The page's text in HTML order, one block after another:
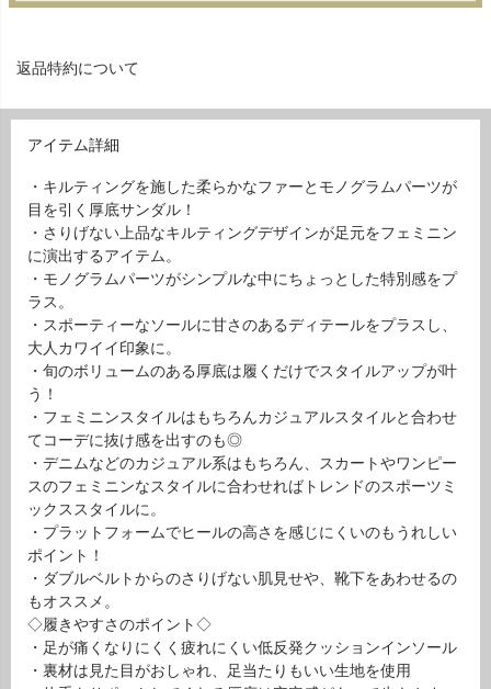
返品特約について
アイテム詳細
・キルティングを施した柔らかなファーとモノグラムパーツが
目を引く厚底サンダル！
・さりげない上品なキルティングデザインが足元をフェミニン
に演出するアイテム。
・モノグラムパーツがシンプルな中にちょっとした特別感をプ
ラス。
・スポーティーなソールに甘さのあるディテールをプラスし、
大人カワイイ印象に。
・旬のボリュームのある厚底は履くだけでスタイルアップが叶
う！
・フェミニンスタイルはもちろんカジュアルスタイルと合わせ
てコーデに抜け感を出すのも◎
・デニムなどのカジュアル系はもちろん、スカートやワンピー
スのフェミニンなスタイルに合わせればトレンドのスポーツミ
ックススタイルに。
・プラットフォームでヒールの高さを感じにくいのもうれしい
ポイント！
・ダブルベルトからのさりげない肌見せや、靴下をあわせるの
もオススメ。
◇履きやすさのポイント◇
・足が痛くなりにくく疲れにくい低反発クッションインソール
・裏材は見た目がおしゃれ、足当たりもいい生地を使用